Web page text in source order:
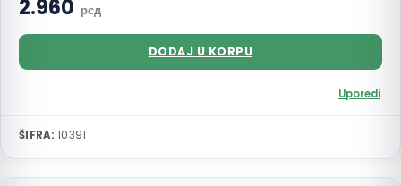
2.960 рсд
DODAJ U KORPU
Uporedi
ŠIFRA: 10391